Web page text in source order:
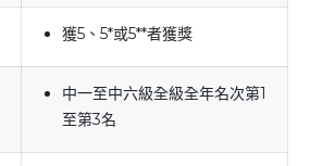
獲5、5*或5**者獲獎
中一至中六級全級全年名次第1
至第3名